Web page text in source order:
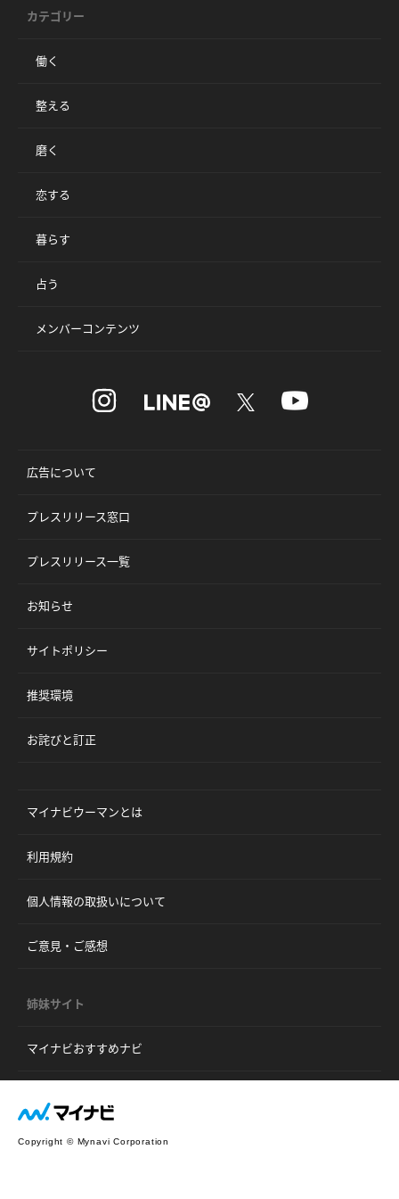
カテゴリー
働く
整える
磨く
恋する
暮らす
占う
メンバーコンテンツ
広告について
プレスリリース窓口
プレスリリース一覧
お知らせ
サイトポリシー
推奨環境
お詫びと訂正
マイナビウーマンとは
利用規約
個人情報の取扱いについて
ご意見・ご感想
姉妹サイト
マイナビおすすめナビ
Copyright © Mynavi Corporation